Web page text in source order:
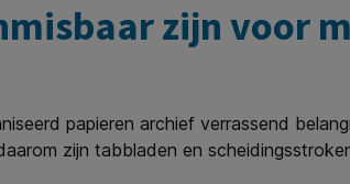
zijn voor
papieren archief verrassend
zijn tabbladen en